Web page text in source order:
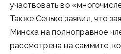
участвовать во
Также Сенько заявил, что
Минска на полноправное
рассмотрена на саммите,